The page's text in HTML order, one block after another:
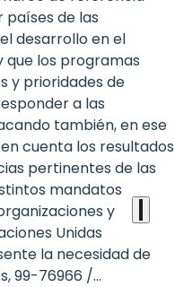
de las
desarrollo en el
que los programas
y prioridades de
a las
también, en ese
cuenta los resultados
pertinentes de las
mandatos
y
Unidas
la necesidad de
99-76966 /...